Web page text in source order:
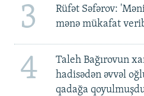
3
Rüfət Səfərov:
mənə mükafat
4
Taleh Bağırovun
hadisədən əvvəl
qadağa